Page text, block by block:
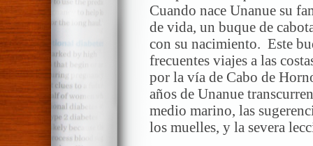
Cuando nace Unanue su
de vida, un buque de
con su nacimiento. Este
frecuentes viajes a las
por la vía de Cabo de
años de Unanue
medio marino, las
los muelles, y la severa